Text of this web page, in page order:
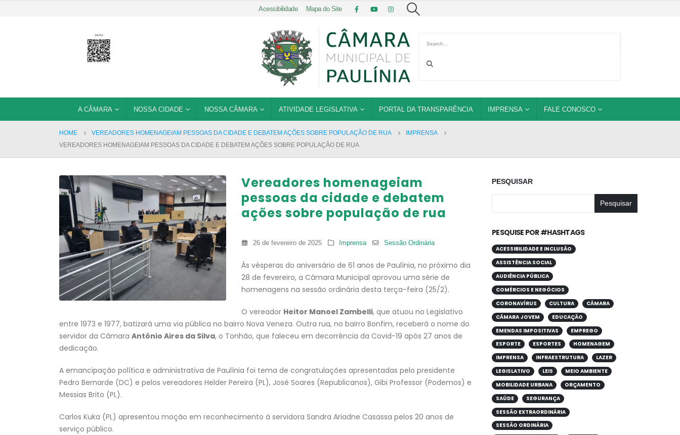
Acessibilidade| Mapa do Site
A CÂMARA NOSSA CIDADE NOSSA CÂMARA ATIVIDADE LEGISLATIVA PORTAL DA TRANSPARÊNCIA IMPRENSA FALE CONOSCO
HOME VEREADORES HOMENAGEIAM PESSOAS DA CIDADE E DEBATEM AÇÕES SOBRE POPULAÇÃO DE RUA
IMPRENSA
VEREADORES HOMENAGEIAM PESSOAS DA CIDADE E DEBATEM AÇÕES SOBRE POPULAÇÃO DE RUA
Vereadores homenageiam
pessoas da cidade e debatem
ações sobre população de rua
26 de fevereiro de 2025 Imprensa Sessão Ordinária
Às vésperas do aniversário de 61 anos de Paulínia, no próximo dia
28 de fevereiro, a Câmara Municipal aprovou uma série de
homenagens na sessão ordinária desta terça-feira (25/2).
O vereador Heitor Manoel Zambelli, que atuou no Legislativo
entre 1973 e 1977, batizará uma via pública no bairro Nova Veneza. Outra rua, no bairro Bonfim, receberá o nome do
servidor da Câmara Antônio Aires da Silva, o Tonhão, que faleceu em decorrência da Covid-19 após 27 anos de
dedicação.
A emancipação política e administrativa de Paulínia foi tema de congratulações apresentadas pelo presidente
Pedro Bernarde (DC) e pelos vereadores Helder Pereira (PL), José Soares (Republicanos), Gibi Professor (Podemos) e
Messias Brito (PL).
Carlos Kuka (PL) apresentou moção em reconhecimento à servidora Sandra Ariadne Casassa pelos 20 anos de
serviço público.
PESQUISAR
Pesquisar
PESQUISE POR #HASHTAGS
ACESSIBILIDADE E INCLUSÃO
ASSISTÊNCIA SOCIAL
AUDIÊNCIA PÚBLICA
COMÉRCIOS E NEGÓCIOS
CORONAVÍRUS
CULTURA
CÂMARA
CÂMARA JOVEM
EDUCAÇÃO
EMENDAS IMPOSITIVAS
EMPREGO
ESPORTE
ESPORTES
HOMENAGEM
IMPRENSA
INFRAESTRUTURA
LAZER
LEGISLATIVO
LEIS
MEIO AMBIENTE
MOBILIDADE URBANA
ORÇAMENTO
SAÚDE
SEGURANÇA
SESSÃO EXTRAORDINÁRIA
SESSÃO ORDINÁRIA